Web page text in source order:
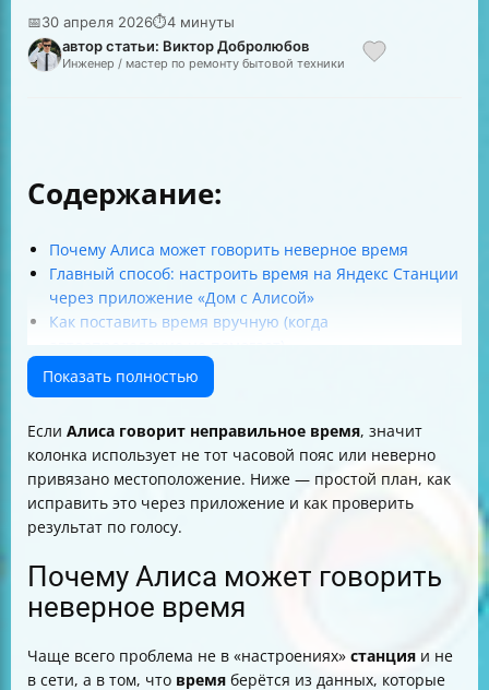
📅30 апреля 2026⏱4 минуты
автор статьи: Виктор Добролюбов
Инженер / мастер по ремонту бытовой техники
Содержание:
Почему Алиса может говорить неверное время
Главный способ: настроить время на Яндекс Станции
через приложение «Дом с Алисой»
Как поставить время вручную (когда
Как проверить, что время и будильник стоят
правильно
учётом корректного времени
Частые ситуации: почему «перезагрузка» не решает
проблему
Полезно знать: «умный дом» и другие функции
станции (пока вы настраиваете)
Показать полностью
Если Алиса говорит неправильное время, значит
колонка использует не тот часовой пояс или неверно
привязано местоположение. Ниже — простой план, как
исправить это через приложение и как проверить
результат по голосу.
Почему Алиса может говорить
неверное время
Чаще всего проблема не в «настроениях» станция и не
в сети, а в том, что время берётся из данных, которые